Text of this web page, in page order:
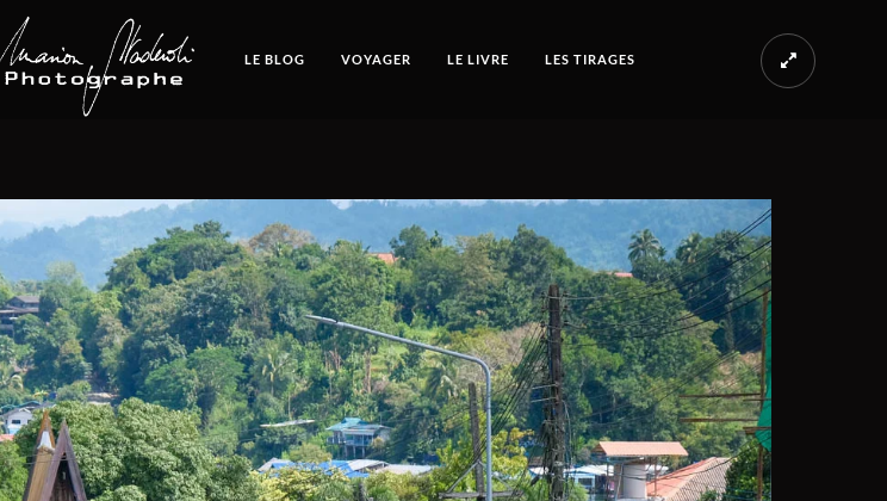
LE BLOG VOYAGER LE LIVRE LES TIRAGES